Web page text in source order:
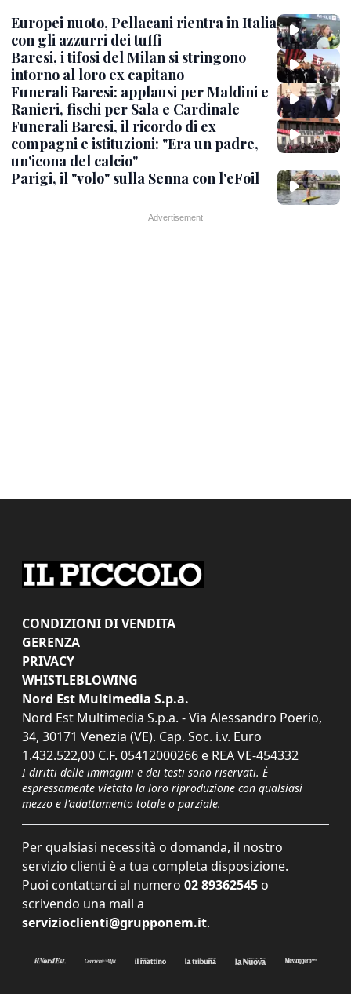
Europei nuoto, Pellacani rientra in Italia
con gli azzurri dei tuffi
Baresi, i tifosi del Milan si stringono
intorno al loro ex capitano
Funerali Baresi: applausi per Maldini e
Ranieri, fischi per Sala e Cardinale
Funerali Baresi, il ricordo di ex
compagni e istituzioni: "Era un padre,
un'icona del calcio"
Parigi, il "volo" sulla Senna con l'eFoil
CONDIZIONI DI VENDITA
GERENZA
PRIVACY
WHISTLEBLOWING
Nord Est Multimedia S.p.a.
Nord Est Multimedia S.p.a. - Via Alessandro Poerio,
34, 30171 Venezia (VE). Cap. Soc. i.v. Euro
1.432.522,00 C.F. 05412000266 e REA VE-454332
I diritti delle immagini e dei testi sono riservati. È
espressamente vietata la loro riproduzione con qualsiasi
mezzo e l'adattamento totale o parziale.
Per qualsiasi necessità o domanda, il nostro
servizio clienti è a tua completa disposizione.
Puoi contattarci al numero 02 89362545 o
scrivendo una mail a
servizioclienti@grupponem.it.